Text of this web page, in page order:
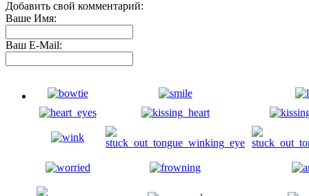
Добавить свой комментарий:
Ваше Имя:
Ваш E-Mail: